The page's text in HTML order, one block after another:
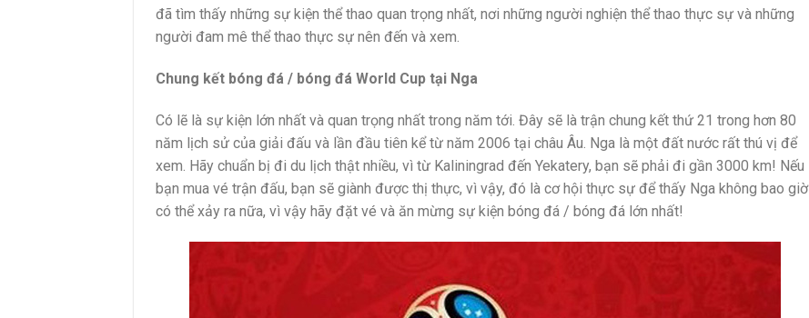
đã tìm thấy những sự kiện thể thao quan trọng nhất, nơi những người nghiện thể thao thực sự và những
người đam mê thể thao thực sự nên đến và xem.
Chung kết bóng đá / bóng đá World Cup tại Nga
Có lẽ là sự kiện lớn nhất và quan trọng nhất trong năm tới. Đây sẽ là trận chung kết thứ 21 trong hơn 80
năm lịch sử của giải đấu và lần đầu tiên kể từ năm 2006 tại châu Âu. Nga là một đất nước rất thú vị để
xem. Hãy chuẩn bị đi du lịch thật nhiều, vì từ Kaliningrad đến Yekatery, bạn sẽ phải đi gần 3000 km! Nếu
bạn mua vé trận đấu, bạn sẽ giành được thị thực, vì vậy, đó là cơ hội thực sự để thấy Nga không bao giờ
có thể xảy ra nữa, vì vậy hãy đặt vé và ăn mừng sự kiện bóng đá / bóng đá lớn nhất!